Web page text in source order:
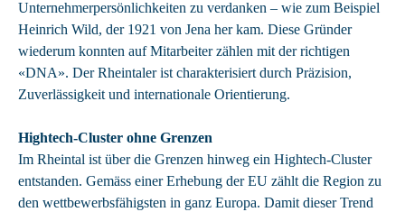
Unternehmerpersönlichkeiten zu verdanken – wie zum Beispiel
Heinrich Wild, der 1921 von Jena her kam. Diese Gründer
wiederum konnten auf Mitarbeiter zählen mit der richtigen
«DNA». Der Rheintaler ist charakterisiert durch Präzision,
Zuverlässigkeit und internationale Orientierung.
Hightech-Cluster ohne Grenzen
Im Rheintal ist über die Grenzen hinweg ein Hightech-Cluster
entstanden. Gemäss einer Erhebung der EU zählt die Region zu
den wettbewerbsfähigsten in ganz Europa. Damit dieser Trend